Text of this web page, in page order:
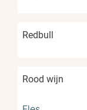
Redbull
Rood wijn